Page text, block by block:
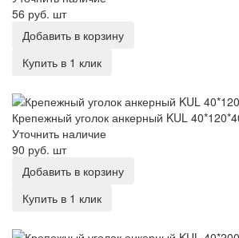
56 руб. шт
Добавить в корзину
Купить в 1 клик
Крепежный уголок анкерный KUL
Уточнить наличие
90 руб. шт
Добавить в корзину
Купить в 1 клик